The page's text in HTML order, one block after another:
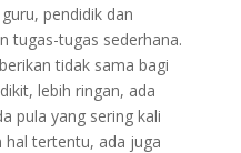
pendidik dan
tugas-tugas sederhana.
tidak sama bagi
lebih ringan, ada
pula yang sering kali
hal tertentu, ada juga